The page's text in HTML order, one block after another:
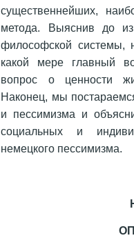
существеннейших,
метода. Выяснив до
философской системы,
какой мере главный
вопрос о ценности
Наконец, мы
и пессимизма и
социальных и
немецкого пессимизма.